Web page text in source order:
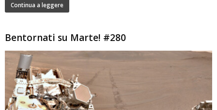
Continua a leggere
Bentornati su Marte! #280